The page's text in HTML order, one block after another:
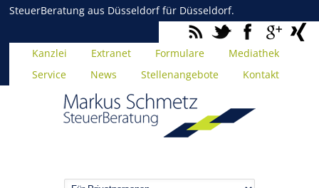
SteuerBeratung aus Düsseldorf für Düsseldorf.
Kanzlei Extranet Formulare
Mediathek
Service
News Stellenangebote Kontakt